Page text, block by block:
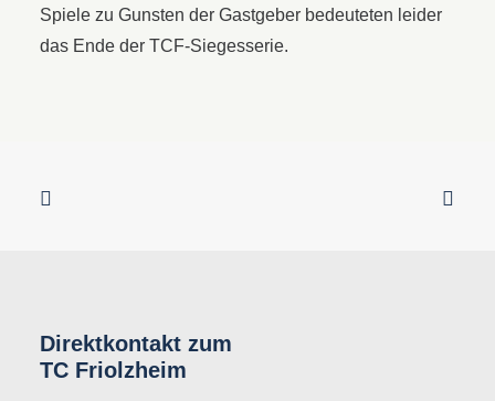
Spiele zu Gunsten der Gastgeber bedeuteten leider
das Ende der TCF-Siegesserie.
Direktkontakt zum
TC Friolzheim